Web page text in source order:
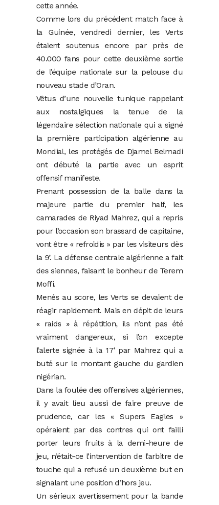
cette année.
Comme lors du précédent match face à
la Guinée, vendredi dernier, les Verts
étaient soutenus encore par près de
40.000 fans pour cette deuxième sortie
de l’équipe nationale sur la pelouse du
nouveau stade d’Oran.
Vêtus d’une nouvelle tunique rappelant
aux nostalgiques la tenue de la
légendaire sélection nationale qui a signé
la première participation algérienne au
Mondial, les protégés de Djamel Belmadi
ont débuté la partie avec un esprit
offensif manifeste.
Prenant possession de la balle dans la
majeure partie du premier half, les
camarades de Riyad Mahrez, qui a repris
pour l’occasion son brassard de capitaine,
vont être « refroidis » par les visiteurs dès
la 9’. La défense centrale algérienne a fait
des siennes, faisant le bonheur de Terem
Moffi.
Menés au score, les Verts se devaient de
réagir rapidement. Mais en dépit de leurs
« raids » à répétition, ils n’ont pas été
vraiment dangereux, si l’on excepte
l’alerte signée à la 17’ par Mahrez qui a
buté sur le montant gauche du gardien
nigérian.
Dans la foulée des offensives algériennes,
il y avait lieu aussi de faire preuve de
prudence, car les « Supers Eagles »
opéraient par des contres qui ont failli
porter leurs fruits à la demi-heure de
jeu, n’était-ce l’intervention de l’arbitre de
touche qui a refusé un deuxième but en
signalant une position d’hors jeu.
Un sérieux avertissement pour la bande